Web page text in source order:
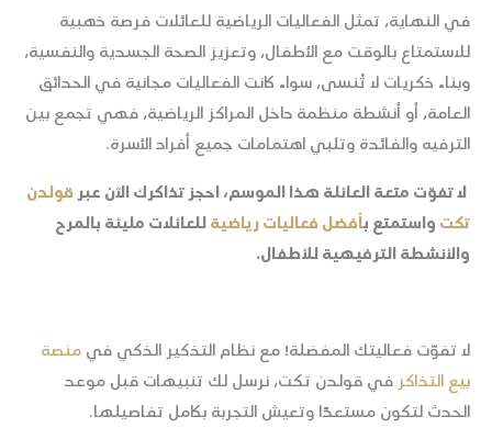
في النهاية، تمثل الفعاليات الرياضية للعائلات فرصة ذهبية
للاستمتاع بالوقت مع الأطفال، وتعزيز الصحة الجسدية والنفسية،
وبناء ذكريات لا تُنسى، سواء كانت الفعاليات مجانية في الحدائق
العامة، أو أنشطة منظمة داخل المراكز الرياضية، فهي تجمع بين
الترفيه والفائدة وتلبي اهتمامات جميع أفراد الأسرة.
لا تفوّت متعة العائلة هذا الموسم، احجز تذاكرك الآن عبر قولدن
تكت واستمتع بأفضل فعاليات رياضية للعائلات مليئة بالمرح
والأنشطة الترفيهية للأطفال.
لا تفوّت فعاليتك المفضلة! مع نظام التذكير الذكي في منصة
بيع التذاكر في قولدن تكت، نرسل لك تنبيهات قبل موعد
الحدث لتكون مستعدًا وتعيش التجربة بكامل تفاصيلها.